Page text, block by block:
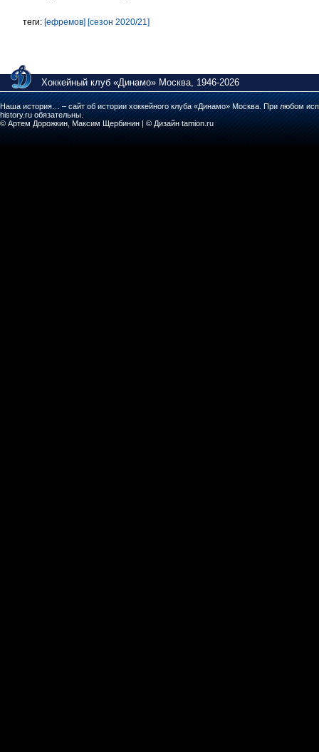
теги: [ефремов] [сезон 2020/21]
Хоккейный клуб «Динамо» Москва, 1946-2026
Наша история… – сайт об истории хоккейного клуба «Динамо» Москва. При любом
history.ru обязательны.
© Артем Дорожкин, Максим Щербинин | © Дизайн tamion.ru